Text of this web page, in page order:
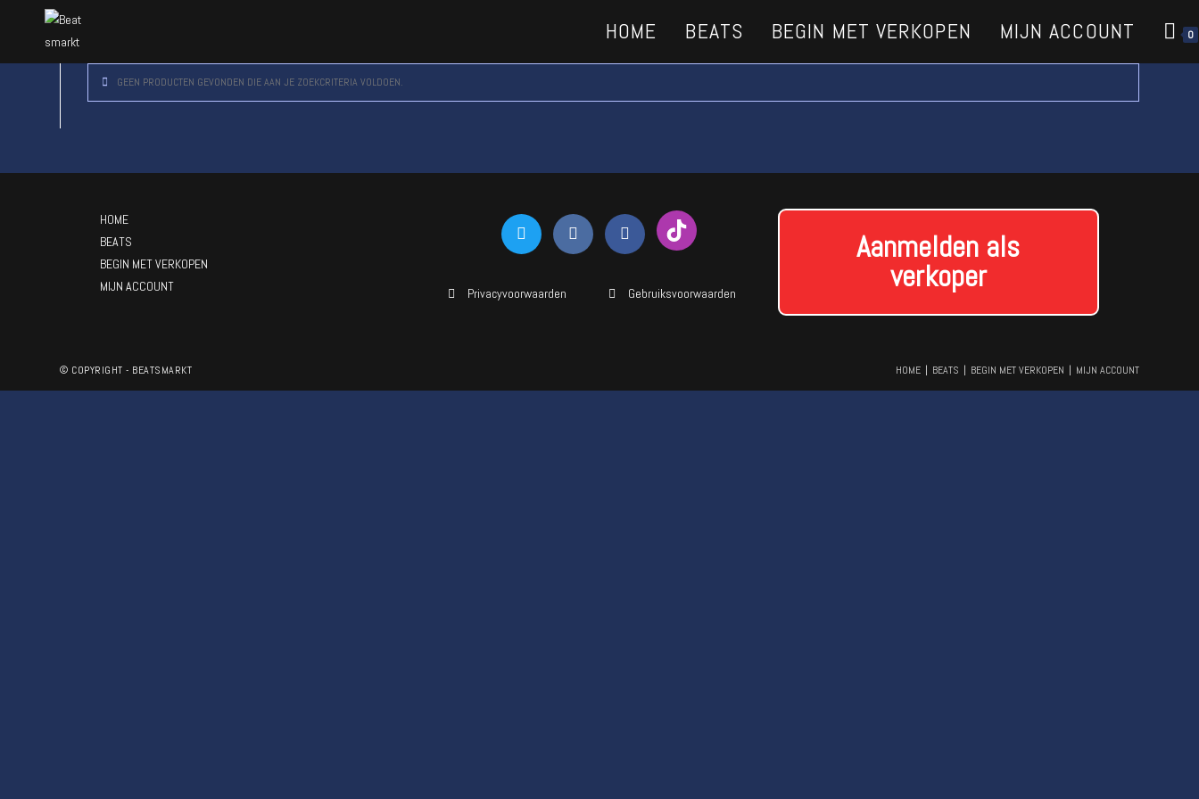
HOME BEATS BEGIN MET VERKOPEN MIJN ACCOUNT 0
GEEN PRODUCTEN GEVONDEN DIE AAN JE ZOEKCRITERIA VOLDOEN.
HOME
BEATS
BEGIN MET VERKOPEN
MIJN ACCOUNT
Privacyvoorwaarden Gebruiksvoorwaarden
Aanmelden als
verkoper
HOME BEATS BEGIN MET VERKOPEN MIJN ACCOUNT
© COPYRIGHT - BEATSMARKT